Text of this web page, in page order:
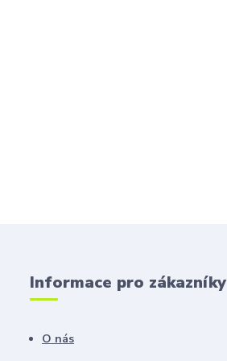
Informace pro zákazníky
O nás